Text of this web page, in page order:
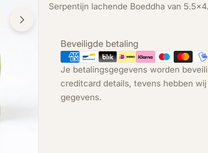
Serpentijn lachende Boeddha van
Beveiligde betaling
Betaalmethoden
Je betalingsgegevens worden
creditcard details, tevens hebben
gegevens.